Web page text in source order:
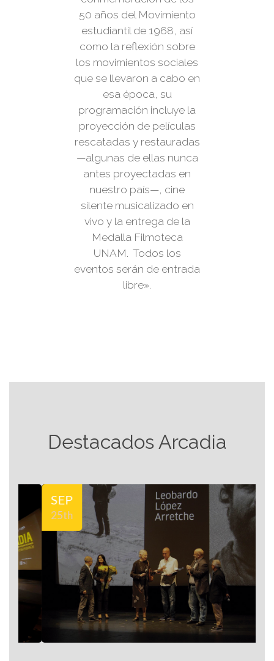
50 años del Movimiento
estudiantil de 1968, así
como la reflexión sobre
los movimientos sociales
que se llevaron a cabo en
esa época, su
programación incluye la
proyección de películas
rescatadas y restauradas
—algunas de ellas nunca
antes proyectadas en
nuestro país—, cine
silente musicalizado en
vivo y la entrega de la
Medalla Filmoteca
UNAM. Todos los
eventos serán de entrada
libre».
Destacados Arcadia
25th